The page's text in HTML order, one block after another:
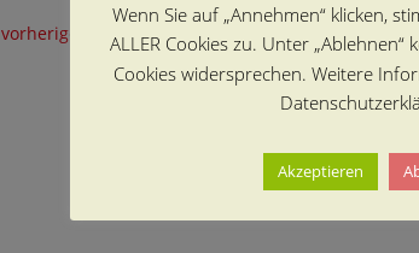
vorheriger Beitrag
Wenn Sie auf „Annehmen“ klicken,
ALLER Cookies zu. Unter
Cookies widersprechen. Weitere
Akzeptieren